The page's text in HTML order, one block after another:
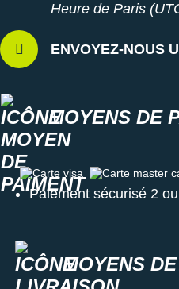
Heure de Paris
ENVOYEZ-NOUS
MOYENS DE
Carte visa Carte master card
Paiement sécurisé 2
MOYENS